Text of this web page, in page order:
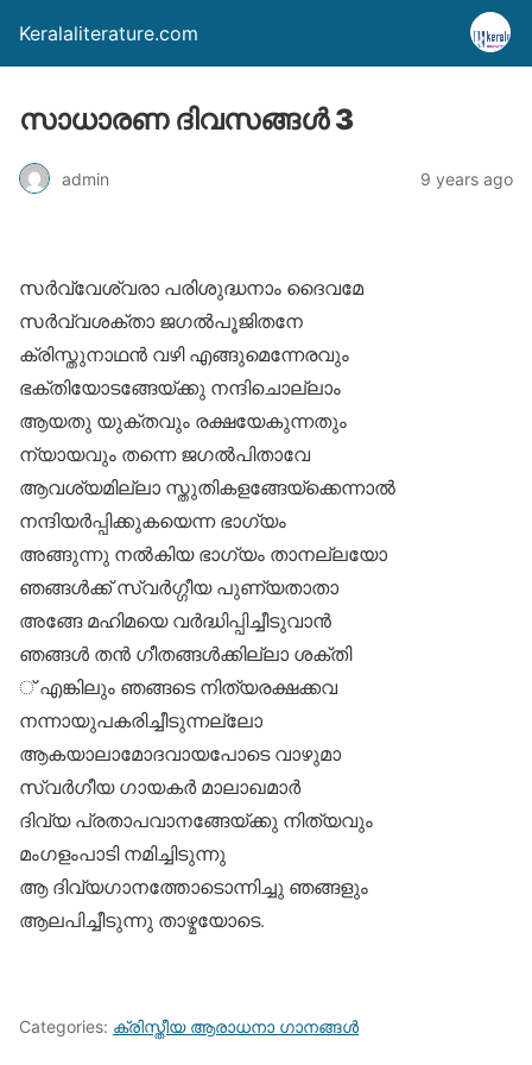
Keralaliterature.com
സാധാരണ ദിവസങ്ങള്‍ 3
admin 9 years ago
സര്‍വ്വേശ്വരാ പരിശുദ്ധനാം ദൈവമേ
സര്‍വ്വശക്താ ജഗല്‍പൂജിതനേ
ക്രിസ്തുനാഥന്‍ വഴി എങ്ങുമെന്നേരവും
ഭക്തിയോടങ്ങേയ്ക്കു നന്ദിചൊല്ലാം
ആയതു യുക്തവും രക്ഷയേകുന്നതും
ന്യായവും തന്നെ ജഗല്‍പിതാവേ
ആവശ്യമില്ലാ സ്തുതികളങ്ങേയ്‌ക്കെന്നാല്‍
നന്ദിയര്‍പ്പിക്കുകയെന്ന ഭാഗ്യം
അങ്ങുന്നു നല്‍കിയ ഭാഗ്യം താനല്ലയോ
ഞങ്ങള്‍ക്ക് സ്വര്‍ഗ്ഗീയ പുണ്യതാതാ
അങ്ങേ മഹിമയെ വര്‍ദ്ധിപ്പിച്ചീടുവാന്‍
ഞങ്ങള്‍ തന്‍ ഗീതങ്ങള്‍ക്കില്ലാ ശക്തി
് എങ്കിലും ഞങ്ങടെ നിത്യരക്ഷക്കവ
നന്നായുപകരിച്ചീടുന്നല്ലോ
ആകയാലാമോദവായപോടെ വാഴുമാ
സ്വര്‍ഗീയ ഗായകര്‍ മാലാഖമാര്‍
ദിവ്യ പ്രതാപവാനങ്ങേയ്ക്കു നിത്യവും
മംഗളംപാടി നമിച്ചിടുന്നു
ആ ദിവ്യഗാനത്തോടൊന്നിച്ചു ഞങ്ങളും
ആലപിച്ചീടുന്നു താഴ്മയോടെ.
Categories: ക്രിസ്തീയ ആരാധനാ ഗാനങ്ങള്‍